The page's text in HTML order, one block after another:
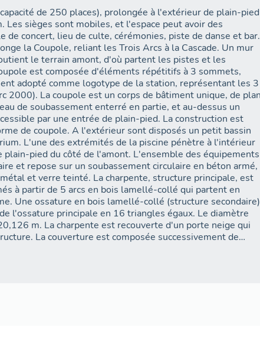
unique, de plan circulaire (rayon 7,90 mètres intérieur),
enterré en grande partie, avec au-dessus un
par une entrée de plain-pied . La construction est
de coupole.
un petit bassin circulaire, la piscine et le solarium.
pénètre à l´intérieur de la coupole. L´espace est de
L´ensemble des équipements est inscrit dans un plan
extérieur) et repose sur un soubassement circulaire en
en métal et verre teinté. L´ensemble est longé
reliant la résidence des Trois Arcs à la résidence de la
et horizontale
formé d´un mur circulaire construit suivant un cercle de
est en béton armé, et le revêtement extérieur est réalisé
L´épaisseur est variable : de 0,60 cm pour les
au droit des cinq appuis de la charpente.
béton armé. Elle est composée d´une poutraison en étoile
circulaire central et sur cinq poteaux disposés en couronne.
l´arase du mur. L´espace placé entre l´arc et l´arase du
de 250 places), prolongée à l'extérieur de plain-pied
Les sièges sont mobiles, et l'espace peut avoir des
de concert, lieu de culte, cérémonies, piste de danse et bar.
la Coupole, reliant les Trois Arcs à la Cascade. Un mur
le terrain amont, d'où partent les pistes et les
est composée d'éléments répétitifs à 3 sommets,
adopté comme logotype de la station, représentant les 3
unique, de plan
de soubassement enterré en partie, et au-dessus un
par une entrée de plain-pied. La construction est
sont disposés un petit bassin
L'une des extrémités de la piscine pénètre à l'intérieur
plain-pied du côté de l'amont. L'ensemble des équipements
et repose sur un soubassement circulaire en béton armé,
charpente, structure principale, est
à partir de 5 arcs en bois lamellé-collé qui partent en
Une ossature en bois lamellé-collé (structure secondaire)
l'ossature principale en 16 triangles égaux. Le diamètre
m. La charpente est recouverte d'un porte neige qui
La couverture est composée successivement de
l'auditorium est tracée sur un